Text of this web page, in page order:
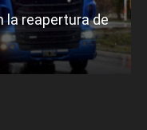
la reapertura de